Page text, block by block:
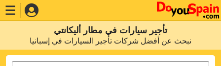
تأجير سيارات في مطار أليكانتي
نبحث عن أفضل شركات تأجير السيارات في إسبانيا